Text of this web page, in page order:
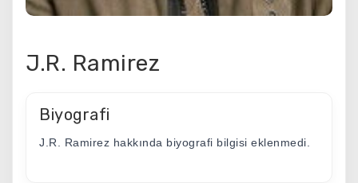
J.R. Ramirez
Biyografi
J.R. Ramirez hakkında biyografi bilgisi eklenmedi.